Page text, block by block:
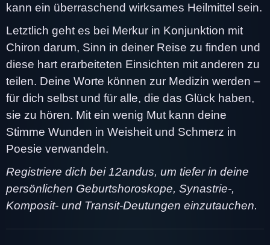
kann ein überraschend wirksames Heilmittel sein.
Letztlich geht es bei Merkur in Konjunktion mit
Chiron darum, Sinn in deiner Reise zu finden und
diese hart erarbeiteten Einsichten mit anderen zu
teilen. Deine Worte können zur Medizin werden –
für dich selbst und für alle, die das Glück haben,
sie zu hören. Mit ein wenig Mut kann deine
Stimme Wunden in Weisheit und Schmerz in
Poesie verwandeln.
Registriere dich bei 12andus, um tiefer in deine
persönlichen Geburtshoroskope, Synastrie-,
Komposit- und Transit-Deutungen einzutauchen.